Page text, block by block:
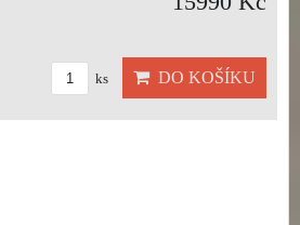
ks DO KOŠÍKU